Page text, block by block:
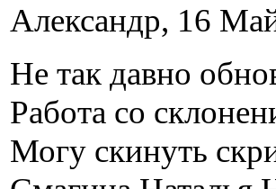
Александр, 16
Не так давно
Работа со
Могу скинуть